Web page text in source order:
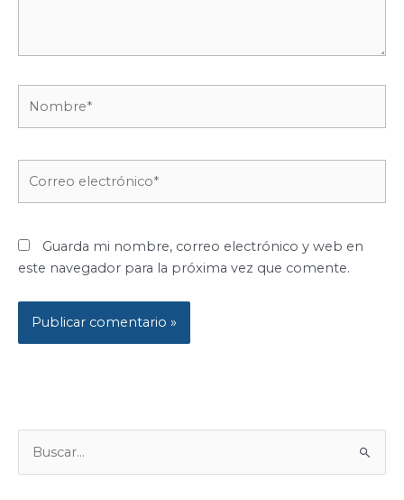
Guarda mi nombre, correo electrónico y web en
este navegador para la próxima vez que comente.
U